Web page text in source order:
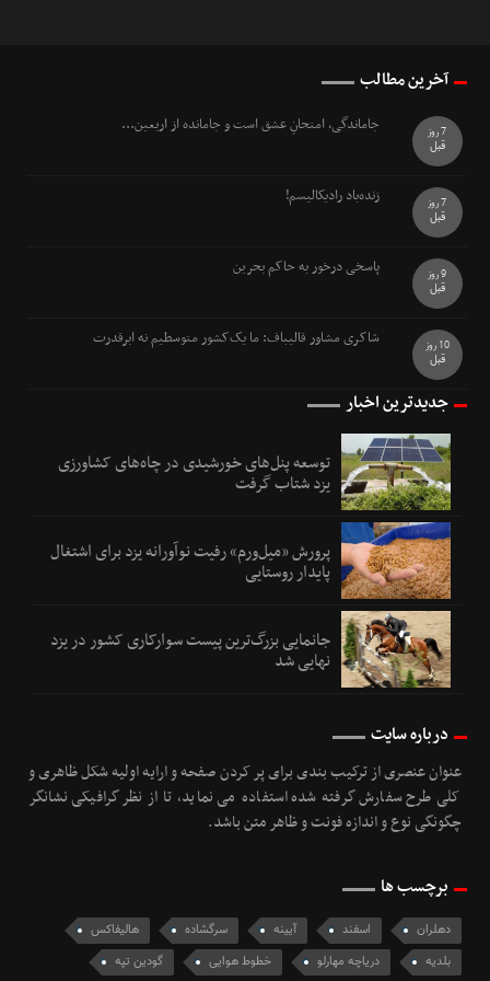
آخرین مطالب
جاماندگی، امتحانِ عشق است و جامانده از اربعین...
7 روز
قبل
زنده‌باد رادیکالیسم!
7 روز
قبل
پاسخی درخور به حاکم بحرین
9 روز
قبل
شاکری مشاور قالیباف: ما یک‌کشور متوسطیم نه ابرقدرت
10 روز
قبل
جدیدترین اخبار
توسعه پنل‌های خورشیدی در چاه‌های کشاورزی
یزد شتاب گرفت
پرورش «میل‌ورم» رفیت نوآورانه یزد برای اشتغال
پایدار روستایی
جانمایی بزرگ‌ترین پیست سوارکاری کشور در یزد
نهایی شد
درباره سایت
عنوان عنصری از ترکیب بندی برای پر کردن صفحه و ارایه اولیه شکل ظاهری و
کلی طرح سفارش گرفته شده استفاده می نماید، تا از نظر گرافیکی نشانگر
چگونگی نوع و اندازه فونت و ظاهر متن باشد.
برچسب ها
دهلران اسفند آیینه سرگشاده
هالیفاکس
بلدیه
دریاچه مهارلو خطوط هوایی گودین تپه